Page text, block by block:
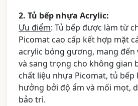
2. Tủ bếp nhựa Acrylic:
Ưu điểm: Tủ bếp được làm từ
Picomat cao cấp kết hợp mặt
acrylic bóng gương, mang đến
và sang trọng cho không gian
chất liệu nhựa Picomat, tủ bếp
hưởng bởi độ ẩm và mối mọt,
bảo trì.